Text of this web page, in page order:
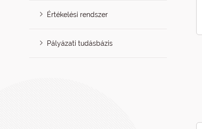
Értékelési rendszer
Pályázati tudásbázis